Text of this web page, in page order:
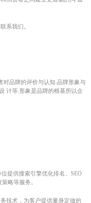
系我们。
对品牌的评价与认知.品牌形象与
计等.形象是品牌的根基所以企
提供搜索引擎优化排名、SEO
略等服务。
技术，为客户提供量身定做的